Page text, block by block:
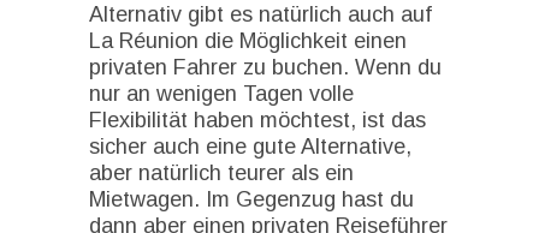
Alternativ gibt es natürlich auch auf
La Réunion die Möglichkeit einen
privaten Fahrer zu buchen. Wenn du
nur an wenigen Tagen volle
Flexibilität haben möchtest, ist das
sicher auch eine gute Alternative,
aber natürlich teurer als ein
Mietwagen. Im Gegenzug hast du
dann aber einen privaten Reiseführer